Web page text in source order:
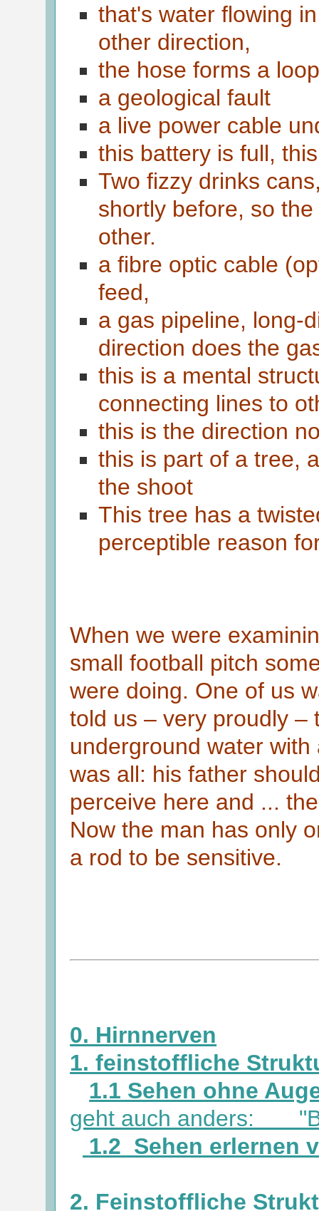
that's water flowing
other direction,
the hose forms a
a geological fault
a live power cable
this battery is full,
Two fizzy drinks
shortly before, so
other.
a fibre optic cable
feed,
a gas pipeline, long-
direction does the
this is a mental
connecting lines to
this is the direction
this is part of a tree,
the shoot
This tree has a
perceptible reason
When we were
small football pitch
were doing. One of us
told us – very proudly –
underground water
was all: his father
perceive here and ...
Now the man has only
a rod to be sensitive.
0. Hirnnerven
1. feinstoffliche
1.1 Sehen ohne
geht auch anders:
1.2 Sehen erlernen
2. Feinstoffliche